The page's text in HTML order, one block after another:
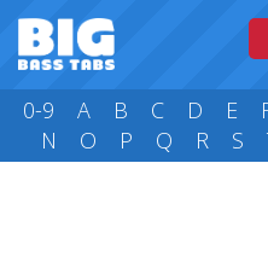
0-9 A B C D E
N
O P Q R S